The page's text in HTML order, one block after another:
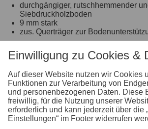
durchgängiger, rutschhemmender
Siebdruckholzboden
9 mm stark
zus. Querträger zur
montierte Einhängeknöpfe zur
und Netzen
Räder und Achsen
robuste Gummifederachse
wartungsfreie Kompaktradlager
stoßfeste Kunststoffkotflügel
Bordwand, Reling und Co.
Einwilligung zu Cookies &
Auf dieser Website nutzen wir Cookies
Funktionen zur Verarbeitung von
und personenbezogenen Daten. Diese
freiwillig, für die Nutzung unserer
erforderlich und kann jederzeit über die
Einstellungen“ im Footer widerrufen